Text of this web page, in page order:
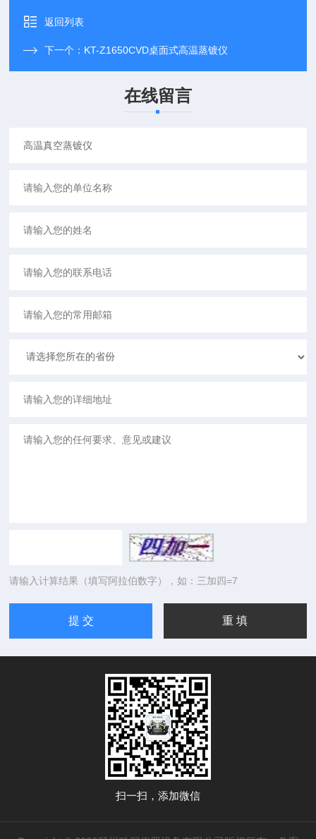
返回列表
下一个： KT-Z1650CVD桌面式高温蒸镀仪
在线留言
请输入计算结果（填写阿拉伯数字），如：三加四=7
扫一扫，添加微信